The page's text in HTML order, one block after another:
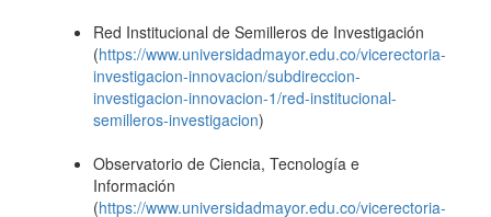
Red Institucional de Semilleros de Investigación
(https://www.universidadmayor.edu.co/vicerectoria-
investigacion-innovacion/subdireccion-
investigacion-innovacion-1/red-institucional-
semilleros-investigacion)
Observatorio de Ciencia, Tecnología e
Información
(https://www.universidadmayor.edu.co/vicerectoria-